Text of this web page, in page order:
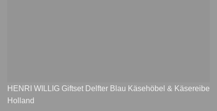
HENRI WILLIG Giftset Delfter Blau Käsehöbel & Käsereibe
Holland